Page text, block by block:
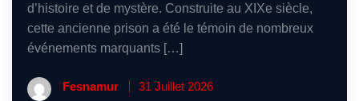
d’histoire et de mystère. Construite au XIXe siècle,
cette ancienne prison a été le témoin de nombreux
événements marquants […]
Fesnamur 31 Juillet 2026